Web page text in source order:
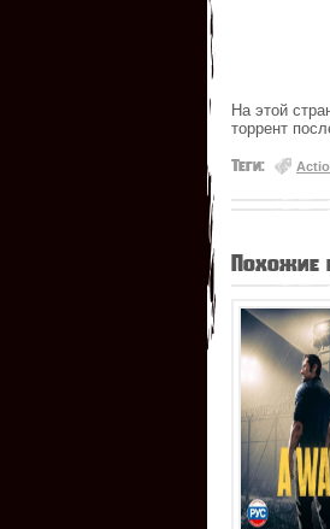
На этой
торрент
Теги:
Похожие